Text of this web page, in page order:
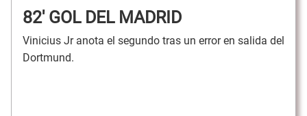
82' GOL DEL MADRID
Vinicius Jr anota el segundo tras un error en salida del
Dortmund.